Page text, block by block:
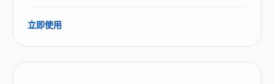
立即使用